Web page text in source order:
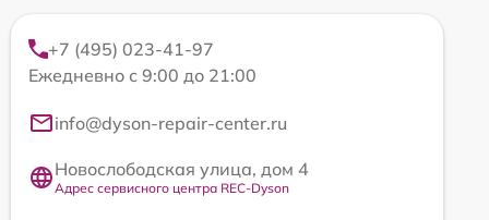
+7 (495) 023-41-97
Ежедневно с 9:00 до 21:00
info@dyson-repair-center.ru
Новослободская улица, дом 4
Адрес сервисного центра REC-Dyson